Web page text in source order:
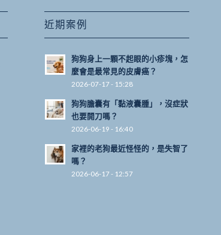
近期案例
狗狗身上一顆不起眼的小疹塊，怎
麼會是最常見的皮膚癌？
2026-07-17 - 15:28
狗狗膽囊有「黏液囊腫」，沒症狀
也要開刀嗎？
2026-06-19 - 16:40
家裡的老狗最近怪怪的，是失智了
嗎？
2026-06-17 - 12:57